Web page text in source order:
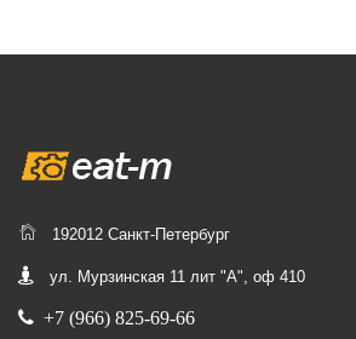
192012 Санкт-Петербург
ул. Мурзинская 11 лит "А", оф 410
+7 (966) 825-69-66